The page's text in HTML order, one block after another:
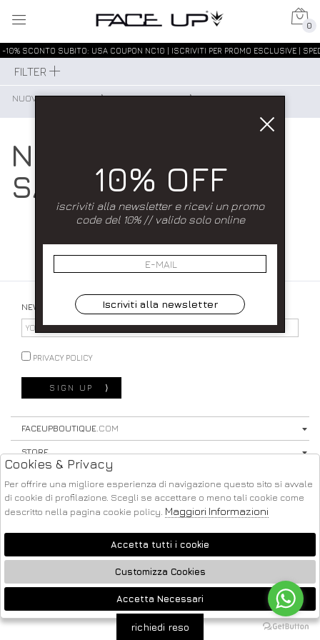
0
-10% SCONTO SUBITO: USA COUPON NC10 | ISCRIVITI PER PROMO ESCLUSIVE |
FILTER
NUOVI ARRIVI UOMO⟩CALZATURE UOMO⟩SANDALI UOMO
NUOVI ARRIVI
SANDALI UOMO
NEWSLETTER
PRIVACY POLICY
SIGN UP ⟩
FACEUPBOUTIQUE.COM
STORE
SEGUICI SU
2026 FACE UP - P.IVA : 04220371217 POWERED BY
SOCIETÀ
🍪
10% OFF
iscriviti alla newsletter e ricevi un promo
code del 10% // valido solo online
Iscriviti alla newsletter
richiedi reso
Cookies & Privacy
Per offrire una migliore esperienza di navigazione questo sito si avvale
di cookie di profilazione. Scegli se accettare o meno tali cookie come
descritto nella pagina cookie policy. Maggiori Informazioni
Accetta tutti i cookie
Customizza Cookies
Accetta Necessari